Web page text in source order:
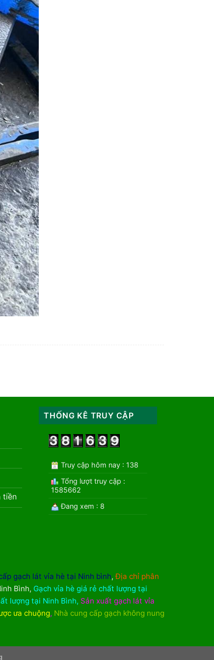
tiền
THỐNG KÊ TRUY CẬP
Truy cập hôm nay : 138
Tổng lượt truy cập :
1585662
Đang xem : 8
gạch lát vỉa hè tại Ninh bình,Địa chỉ phân
Bình, Gạch vỉa hè giá rẻ chất lượng tại
lượng tại Ninh Bình, Sản xuất gạch lát vỉa
ưa chuộng, Nhà cung cấp gạch không nung